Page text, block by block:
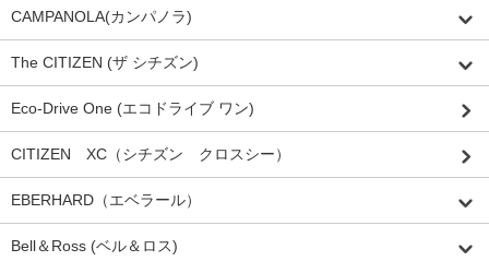
CAMPANOLA(カンパノラ)
The CITIZEN (ザ シチズン)
Eco-Drive One (エコドライブ ワン)
CITIZEN XC（シチズン クロスシー）
EBERHARD（エベラール）
Bell＆Ross (ベル＆ロス)